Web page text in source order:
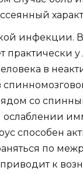
инфекции.
практически
в
со
способен
по
приводит к